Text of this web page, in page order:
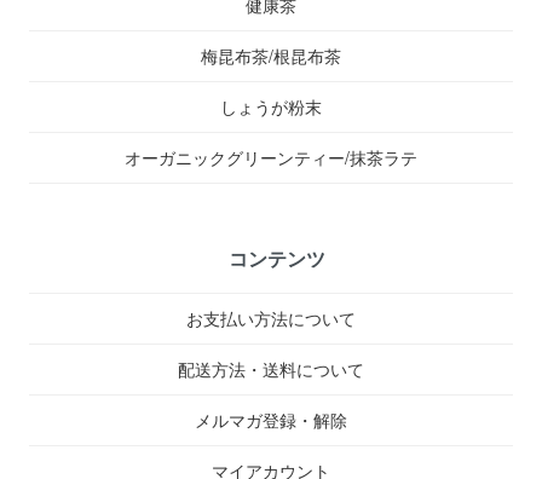
梅昆布茶/根昆布茶
しょうが粉末
オーガニックグリーンティー/抹茶ラテ
コンテンツ
お支払い方法について
配送方法・送料について
メルマガ登録・解除
マイアカウント